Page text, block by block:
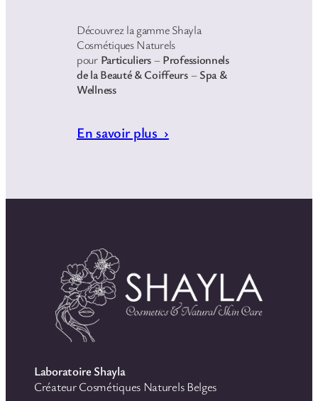
Découvrez la gamme Shayla
Cosmétiques Naturels
pour Particuliers–Professionnels
de la Beauté & Coiffeurs–Spa &
Wellness
En savoir plus ›
Laboratoire Shayla
Créateur Cosmétiques Naturels Belges